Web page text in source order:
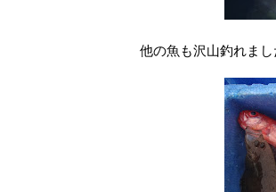
他の魚も沢山釣れま